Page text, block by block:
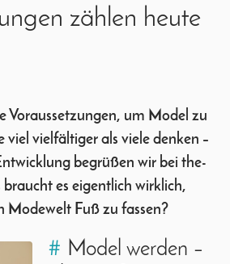
zählen heute
Voraussetzungen, um Model zu
viel vielfältiger als viele denken –
begrüßen wir bei the-
es eigentlich wirklich,
Modewelt Fuß zu fassen?
# Model werden –